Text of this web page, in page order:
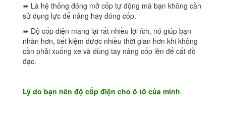
➠ Là hệ thống đóng mở cốp tự động mà bạn không cần
sử dụng lực để nâng hay đóng cốp.
➠ Độ cốp điện mang lại rất nhiều lợi ích, nó giúp bạn
nhàn hơn, tiết kiệm được nhiều thời gian hơn khi không
cần phải xuống xe và dùng tay nâng cốp lên để cất đồ
đạc.
Lý do bạn nên độ cốp điện cho ô tô của mình